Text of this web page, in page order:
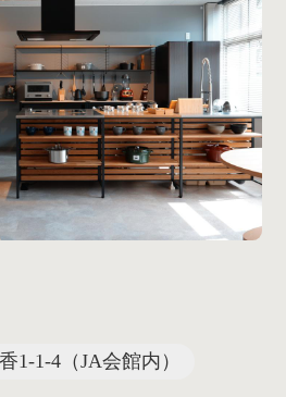
1-1-4（JA会館内）